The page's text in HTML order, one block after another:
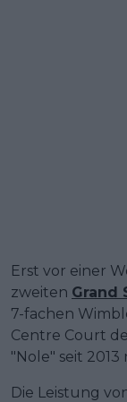
Erst vor einer
zweiten Grand
7-fachen
Centre Court
"Nole" seit
Die Leistung